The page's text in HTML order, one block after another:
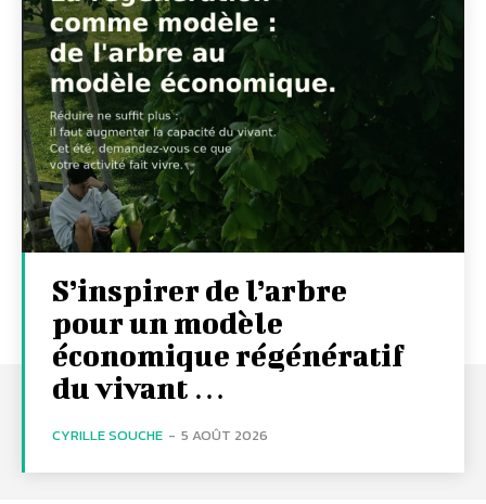
S’inspirer de l’arbre
pour un modèle
économique régénératif
du vivant …
CYRILLE SOUCHE - 5 AOÛT 2026